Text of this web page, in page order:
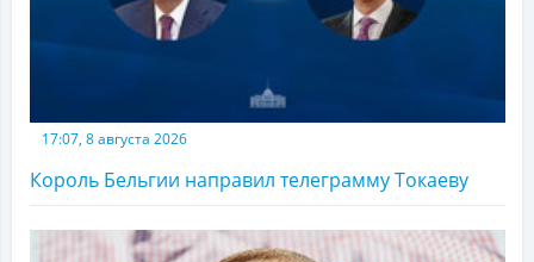
17:07, 8 августа 2026
Король Бельгии направил телеграмму Токаеву